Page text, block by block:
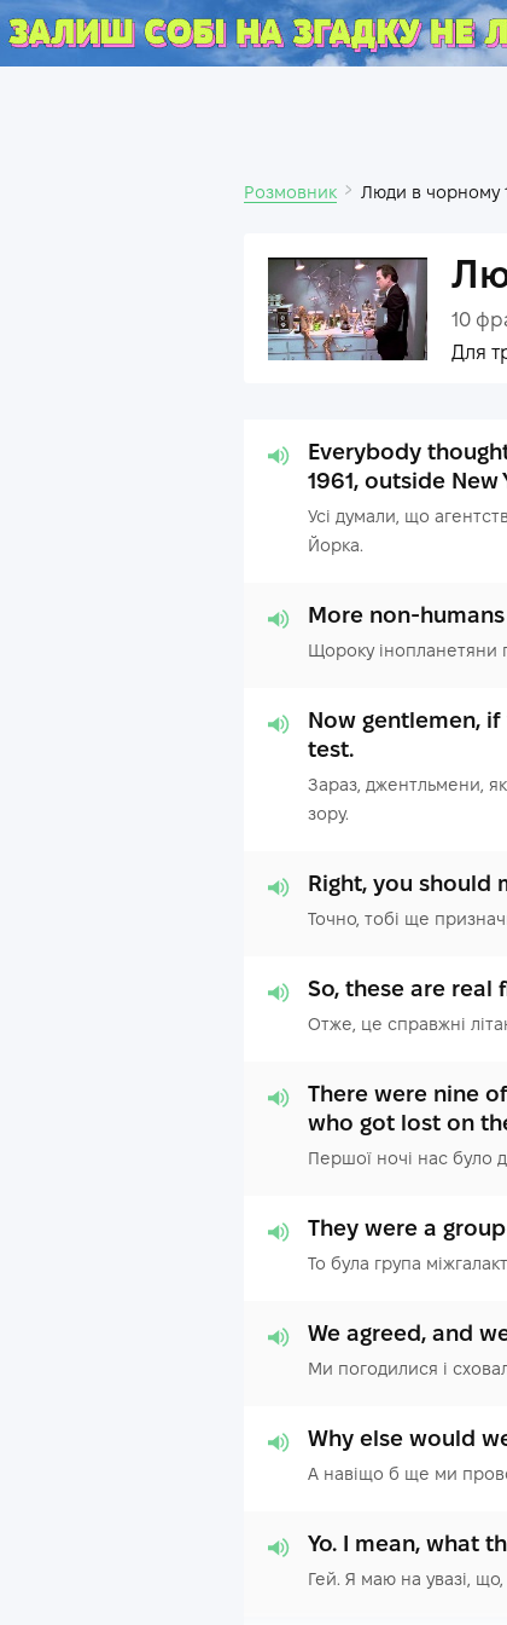
Розмовник Люди в чорному
10
Для
Everybody
1961, outside New
Усі думали, що
Йорка.
More non-
Щороку інопланетяни
Now gentlemen,
test.
Зараз, джентльмени,
зору.
Right, you should
Точно, тобі ще
So, these are real
Отже, це справжні
There were nine
who got lost on
Першої ночі нас було
They were a
То була група
We agreed, and
Ми погодилися і
Why else would
А навіщо б ще ми
Yo. I mean, what
Гей. Я маю на увазі,